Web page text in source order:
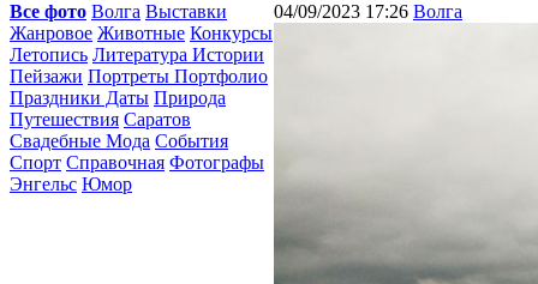
Все фото Волга Выставки
Жанровое Животные Конкурсы
Летопись Литература Истории
Пейзажи Портреты Портфолио
Праздники Даты Природа
Путешествия Саратов
Свадебные Мода События
Спорт Справочная Фотографы
Энгельс Юмор
04/09/2023 17:26 Волга